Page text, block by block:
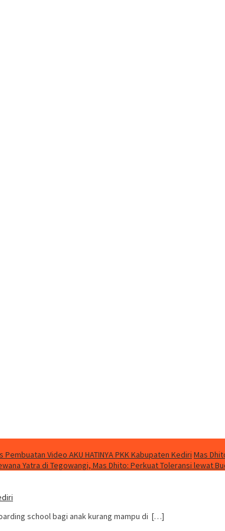
Pembuatan Video AKU HATINYA PKK Kabupaten Kediri Mas
Yatra di Tegowangi, Mas Dhito: Perkuat Toleransi lewat
school bagi anak kurang mampu di […]